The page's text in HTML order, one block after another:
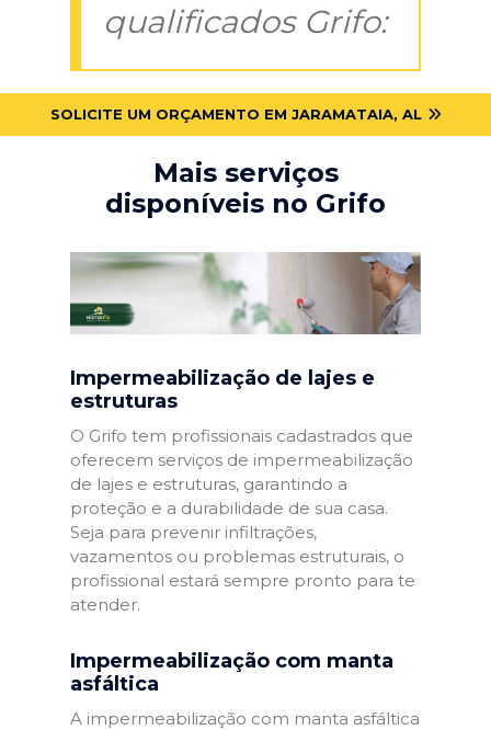
qualificados Grifo:
SOLICITE UM ORÇAMENTO EM JARAMATAIA, AL
Mais serviços
disponíveis no Grifo
Impermeabilização de lajes e
estruturas
O Grifo tem profissionais cadastrados que
oferecem serviços de impermeabilização
de lajes e estruturas, garantindo a
proteção e a durabilidade de sua casa.
Seja para prevenir infiltrações,
vazamentos ou problemas estruturais, o
profissional estará sempre pronto para te
atender.
Impermeabilização com manta
asfáltica
A impermeabilização com manta asfáltica